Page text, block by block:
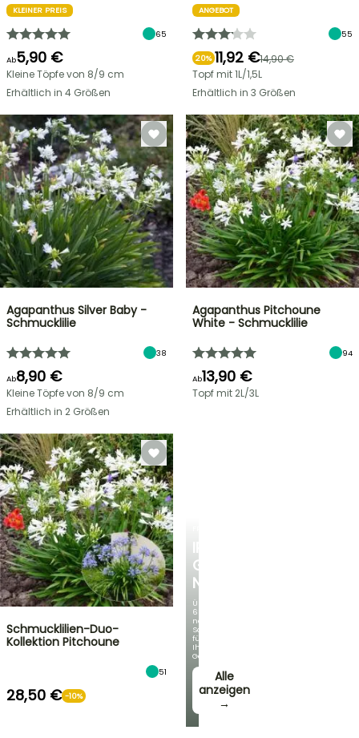
IRIS
GERMANICA
NEUHEITEN
Über
60
neue
Sorten
für
Ihren
Garten!
Alle
anzeigen
→
KLEINER PREIS
65
Ab5,90 €
Kleine Töpfe von 8/9 cm
Erhältlich in 4 Größen
ANGEBOT
55
20% 11,92 €14,90 €
Topf mit 1L/1,5L
Erhältlich in 3 Größen
Agapanthus Silver Baby -
Schmucklilie
38
Ab8,90 €
Kleine Töpfe von 8/9 cm
Erhältlich in 2 Größen
Agapanthus Pitchoune
White - Schmucklilie
94
Ab13,90 €
Topf mit 2L/3L
Schmucklilien-Duo-
Kollektion Pitchoune
51
28,50 € -10%